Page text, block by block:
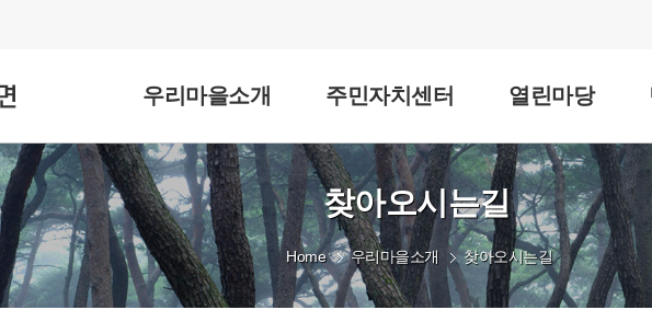
우리마을소개 주민자치센터 열린마당
찾아오시는길
Home 우리마을소개 찾아오시는길